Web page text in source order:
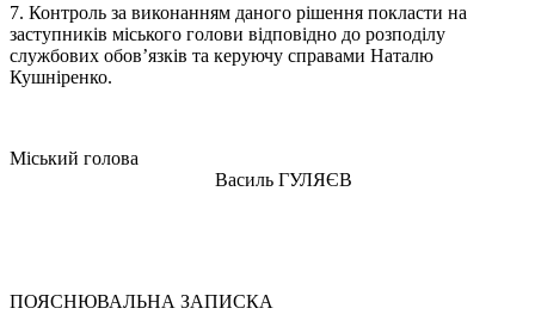
7. Контроль за виконанням даного рішення покласти на
заступників міського голови відповідно до розподілу
службових обов’язків та керуючу справами Наталю
Кушніренко.
Міський голова
Василь ГУЛЯЄВ
ПОЯСНЮВАЛЬНА ЗАПИСКА